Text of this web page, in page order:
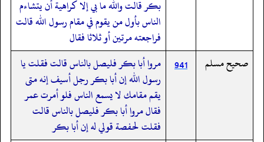
بكر قالت والله ما بي إلا كراهية أن يتشاءم
الناس بأول من يقوم في مقام رسول الله قالت
فراجعته مرتين أو ثلاثا فقال
صحيح مسلم
941
مروا أبا بكر فليصل بالناس قالت فقلت يا
رسول الله إن أبا بكر رجل أسيف إنه متى
يقم مقامك لا يسمع الناس فلو أمرت عمر
فقال مروا أبا بكر فليصل بالناس قالت
فقلت لحفصة قولي له إن أبا بكر